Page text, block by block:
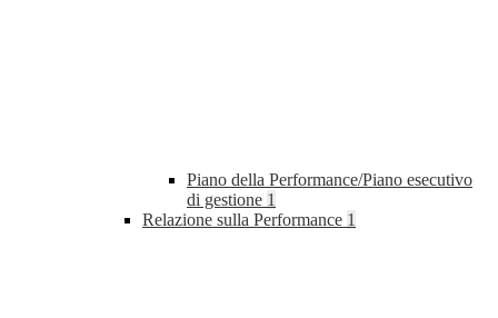
Piano della Performance/Piano esecutivo
di gestione 1
Relazione sulla Performance 1